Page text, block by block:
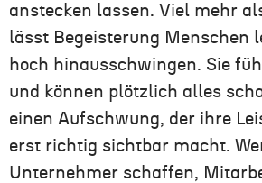
anstecken lassen. Viel mehr
lässt Begeisterung Menschen
hoch hinausschwingen. Sie
und können plötzlich alles
einen Aufschwung, der ihre
erst richtig sichtbar macht.
Unternehmer schaffen,